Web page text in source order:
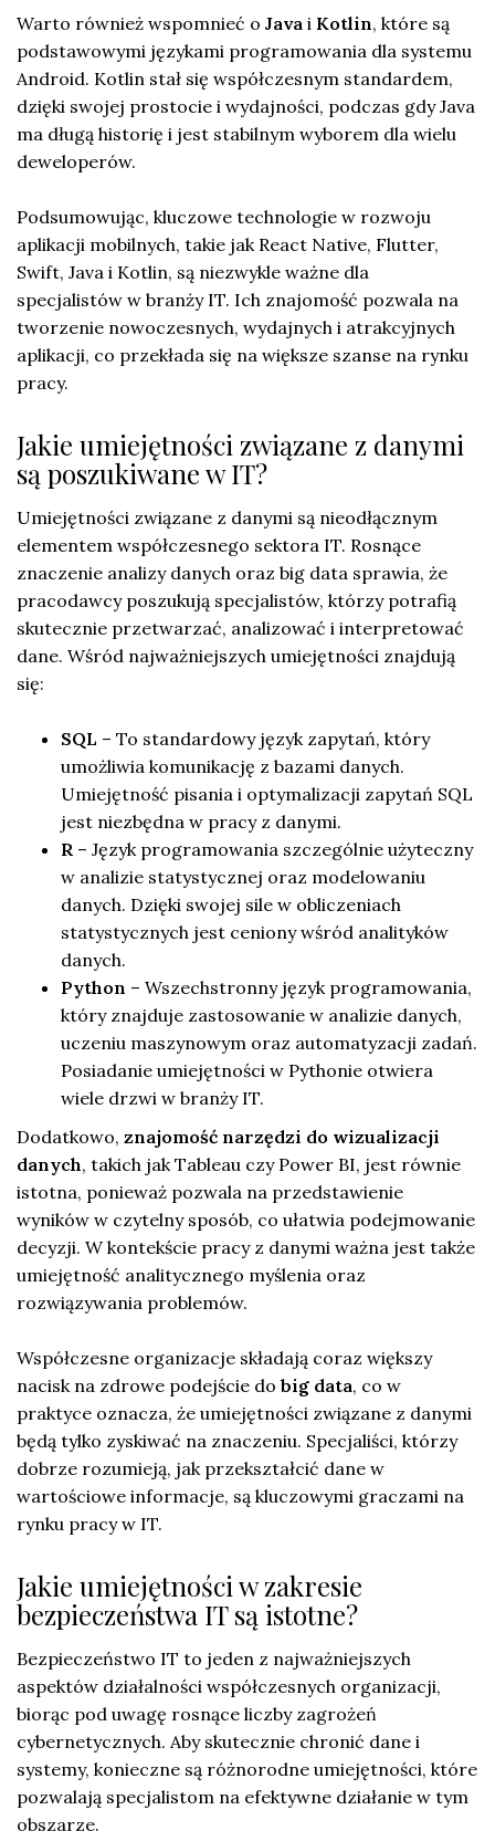
Warto również wspomnieć o Java i Kotlin, które są
podstawowymi językami programowania dla systemu
Android. Kotlin stał się współczesnym standardem,
dzięki swojej prostocie i wydajności, podczas gdy Java
ma długą historię i jest stabilnym wyborem dla wielu
deweloperów.
Podsumowując, kluczowe technologie w rozwoju
aplikacji mobilnych, takie jak React Native, Flutter,
Swift, Java i Kotlin, są niezwykle ważne dla
specjalistów w branży IT. Ich znajomość pozwala na
tworzenie nowoczesnych, wydajnych i atrakcyjnych
aplikacji, co przekłada się na większe szanse na rynku
pracy.
Jakie umiejętności związane z danymi
są poszukiwane w IT?
Umiejętności związane z danymi są nieodłącznym
elementem współczesnego sektora IT. Rosnące
znaczenie analizy danych oraz big data sprawia, że
pracodawcy poszukują specjalistów, którzy potrafią
skutecznie przetwarzać, analizować i interpretować
dane. Wśród najważniejszych umiejętności znajdują
się:
SQL – To standardowy język zapytań, który
umożliwia komunikację z bazami danych.
Umiejętność pisania i optymalizacji zapytań SQL
jest niezbędna w pracy z danymi.
R – Język programowania szczególnie użyteczny
w analizie statystycznej oraz modelowaniu
danych. Dzięki swojej sile w obliczeniach
statystycznych jest ceniony wśród analityków
danych.
Python – Wszechstronny język programowania,
który znajduje zastosowanie w analizie danych,
uczeniu maszynowym oraz automatyzacji zadań.
Posiadanie umiejętności w Pythonie otwiera
wiele drzwi w branży IT.
Dodatkowo, znajomość narzędzi do wizualizacji
danych, takich jak Tableau czy Power BI, jest równie
istotna, ponieważ pozwala na przedstawienie
wyników w czytelny sposób, co ułatwia podejmowanie
decyzji. W kontekście pracy z danymi ważna jest także
umiejętność analitycznego myślenia oraz
rozwiązywania problemów.
Współczesne organizacje składają coraz większy
nacisk na zdrowe podejście do big data, co w
praktyce oznacza, że umiejętności związane z danymi
będą tylko zyskiwać na znaczeniu. Specjaliści, którzy
dobrze rozumieją, jak przekształcić dane w
wartościowe informacje, są kluczowymi graczami na
rynku pracy w IT.
Jakie umiejętności w zakresie
bezpieczeństwa IT są istotne?
Bezpieczeństwo IT to jeden z najważniejszych
aspektów działalności współczesnych organizacji,
biorąc pod uwagę rosnące liczby zagrożeń
cybernetycznych. Aby skutecznie chronić dane i
systemy, konieczne są różnorodne umiejętności, które
pozwalają specjalistom na efektywne działanie w tym
obszarze.